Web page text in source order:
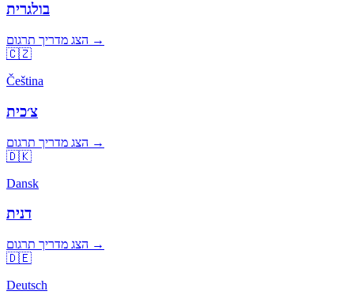
בולגרית
הצג מדריך תרגום →
🇨🇿
Čeština
צ׳כית
הצג מדריך תרגום →
🇩🇰
Dansk
דנית
הצג מדריך תרגום →
🇩🇪
Deutsch